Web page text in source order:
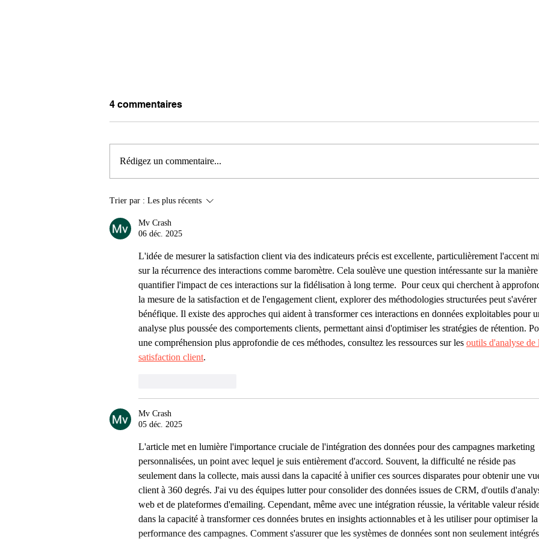
Comment charger un
Les astuces pour gagner de
la place (et éviter la casse)
4 commentaires
Rédigez un commentaire...
Trier par : Les plus récents
Mv Crash
06 déc. 2025
L'idée de mesurer la satisfaction client via des indicateurs précis est excellente, particulièrement l'accent
sur la récurrence des interactions comme baromètre. Cela soulève une question intéressante sur la
quantifier l'impact de ces interactions sur la fidélisation à long terme.  Pour ceux qui cherchent à
la mesure de la satisfaction et de l'engagement client, explorer des méthodologies structurées peut s'avérer
bénéfique. Il existe des approches qui aident à transformer ces interactions en données exploitables pour
analyse plus poussée des comportements clients, permettant ainsi d'optimiser les stratégies de rétention.
une compréhension plus approfondie de ces méthodes, consultez les ressources sur les outils d'analyse de
satisfaction client.
Mv Crash
05 déc. 2025
L'article met en lumière l'importance cruciale de l'intégration des données pour des campagnes marketing
personnalisées, un point avec lequel je suis entièrement d'accord. Souvent, la difficulté ne réside pas
seulement dans la collecte, mais aussi dans la capacité à unifier ces sources disparates pour obtenir une
client à 360 degrés. J'ai vu des équipes lutter pour consolider des données issues de CRM, d'outils
web et de plateformes d'emailing. Cependant, même avec une intégration réussie, la véritable valeur
dans la capacité à transformer ces données brutes en insights actionnables et à les utiliser pour optimiser la
performance des campagnes. Comment s'assurer que les systèmes de données sont non seulement intégrés